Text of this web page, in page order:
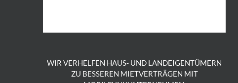
WIR VERHELFEN HAUS- UND LANDEIGENTÜMERN
ZU BESSEREN MIETVERTRÄGEN MIT